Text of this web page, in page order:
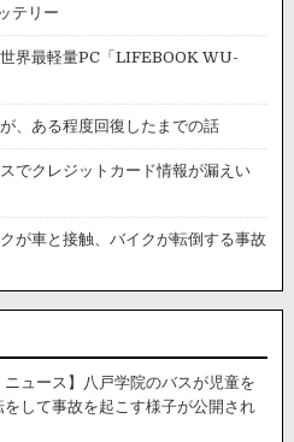
庫
の
材
が
盗
難！
視
カ
に
が
バ
ッ
テリー
世界最軽量PC「LIFEBOOK WU-
、ある程度回復したまでの話
でクレジットカード情報が漏えい
が車と接触、バイクが転倒する事故
ニュース】八戸学院のバスが児童を
して事故を起こす様子が公開され